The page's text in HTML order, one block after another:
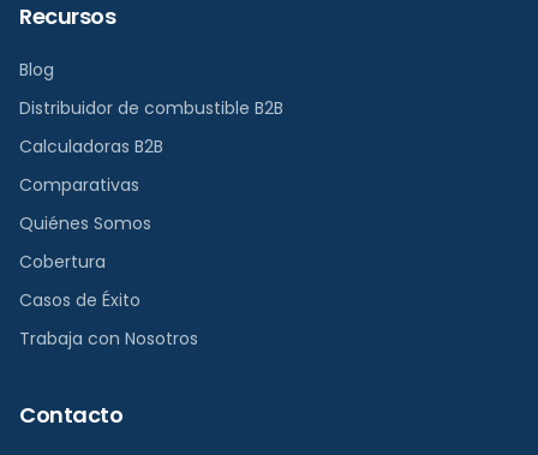
Recursos
Blog
Distribuidor de combustible B2B
Calculadoras B2B
Comparativas
Quiénes Somos
Cobertura
Casos de Éxito
Trabaja con Nosotros
Contacto